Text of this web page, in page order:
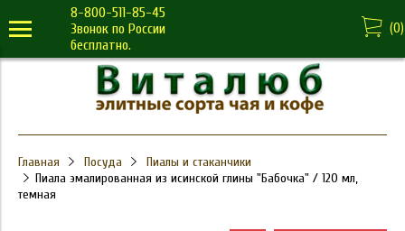
8-800-511-85-45
Звонок по России
бесплатно.
(0)
Главная Посуда
Пиалы и стаканчики
Пиала эмалированная из исинской глины "Бабочка" / 120 мл,
темная